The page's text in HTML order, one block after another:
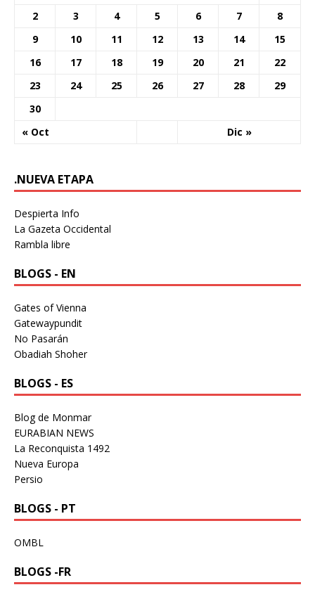
« Oct Dic »
2
3 4 5 6 7
8
9
10 11 12 13 14
15
16
17 18 19 20 21
22
23
24 25 26 27 28
29
30
.NUEVA ETAPA
Despierta Info
La Gazeta Occidental
Rambla libre
BLOGS - EN
Gates of Vienna
Gatewaypundit
No Pasarán
Obadiah Shoher
BLOGS - ES
Blog de Monmar
EURABIAN NEWS
La Reconquista 1492
Nueva Europa
Persio
BLOGS - PT
OMBL
BLOGS -FR